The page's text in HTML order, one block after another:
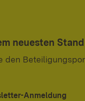
neuesten Stand
den
Anmeldung